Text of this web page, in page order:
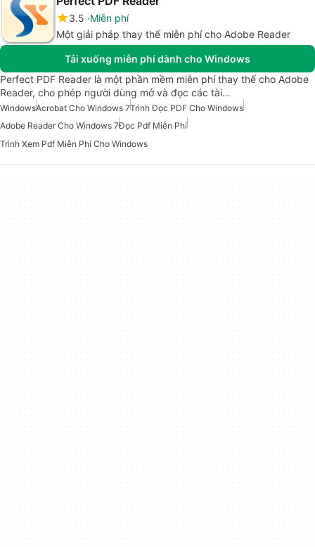
3.5 Miễn phí
Một giải pháp thay thế miễn phí cho Adobe Reader
Tải xuống miễn phí dành cho Windows
Perfect PDF Reader là một phần mềm miễn phí thay thế cho Adobe
Reader, cho phép người dùng mở và đọc các tài…
WindowsAcrobat Cho Windows 7Trình Đọc PDF Cho Windows
Adobe Reader Cho Windows 7Đọc Pdf Miễn Phí
Trình Xem Pdf Miễn Phí Cho Windows